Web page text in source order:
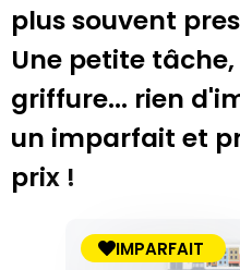
plus souvent
Une petite
griffure... rien
un imparfait et
prix !
IMPARFAIT